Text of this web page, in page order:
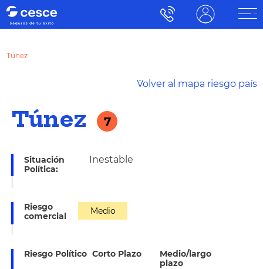
Túnez
´Volver al mapa riesgo país
Túnez 7
Situación
Política:
Inestable
Riesgo
comercial
Medio
Riesgo Político Corto Plazo
Medio/largo
plazo